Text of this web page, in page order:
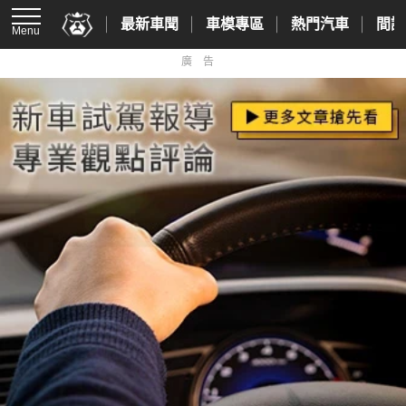
Menu 最新車聞 車模專區 熱門汽車 間
廣告